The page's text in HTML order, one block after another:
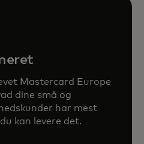
Mastercard Europe
dine små og
har mest
kan levere det.